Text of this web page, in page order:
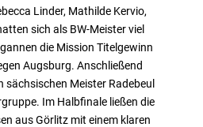
Linder, Mathilde Kervio,
sich als BW-Meister viel
die Mission Titelgewinn
Augsburg. Anschließend
sächsischen Meister Radebeul
Im Halbfinale ließen die
aus Görlitz mit einem klaren